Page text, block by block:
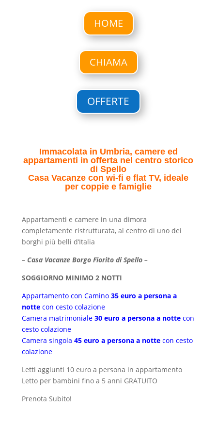
HOME
CHIAMA
OFFERTE
Immacolata in Umbria, camere ed
appartamenti in offerta nel centro storico
di Spello
Casa Vacanze con wi-fi e flat TV, ideale
per coppie e famiglie
Appartamenti e camere in una dimora
completamente ristrutturata, al centro di uno dei
borghi più belli d’Italia
– Casa Vacanze Borgo Fiorito di Spello –
SOGGIORNO MINIMO 2 NOTTI
Appartamento con Camino 35 euro a persona a
nottecon cesto colazione
Camera matrimoniale 30 euro a persona a nottecon
cesto colazione
Camera singola 45 euro a persona a nottecon cesto
colazione
Letti aggiunti 10 euro a persona in appartamento
Letto per bambini fino a 5 anni GRATUITO
Prenota Subito!